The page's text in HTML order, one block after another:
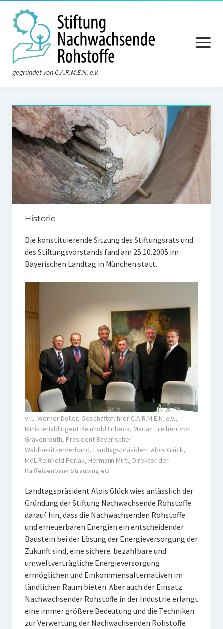
gegründet von C.A.R.M.E.N. e.V.
Menü
öffnen
Aktuelles
Die Stiftung
Über die Stiftung
Der Vorstand
Der Stiftungsrat
Unterstützen Sie uns
Datenschutz
Stipendien
Erfahrungsberichte
Gymnasialpreise
Aktuelles
Promotionsstipendien
Aktuelles
Historie
Ehemalige Stiftungs-Mitglieder
Preisträger
Medienpreis Nachwachsende Rohstoffe
Preisträger
Kontakt
Historie
Die konstituierende Sitzung des Stiftungsrats und
des Stiftungsvorstands fand am 25.10.2005 im
Bayerischen Landtag in München statt.
v. l.: Werner Döller, Geschäftsführer C.A.R.M.E.N. e.V.,
Ministerialdirigent Reinhold Erlbeck, Marian Freiherr von
Gravenreuth, Präsident Bayerischer
Waldbesitzerverband, Landtagspräsident Alois Glück,
MdL Reinhold Perlak, Hermann Mirtl, Direktor der
Raiffeisenbank Straubing eG
Landtagspräsident Alois Glück wies anlässlich der
Gründung der Stiftung Nachwachsende Rohstoffe
darauf hin, dass die Nachwachsenden Rohstoffe
und erneuerbaren Energien ein entscheidender
Baustein bei der Lösung der Energieversorgung der
Zukunft sind, eine sichere, bezahlbare und
umweltverträgliche Energieversorgung
ermöglichen und Einkommensalternativen im
ländlichen Raum bieten. Aber auch der Einsatz
Nachwachsender Rohstoffe in der Industrie erlangt
eine immer größere Bedeutung und die Techniken
zur Verwertung der Nachwachsenden Rohstoffe